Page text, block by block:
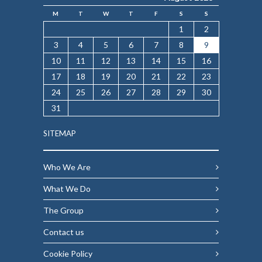
M T W T F S S
1
2
3
4 5 6 7 8
9
10
11 12 13 14 15
16
17
18 19 20 21 22
23
24
25 26 27 28 29
30
31
SITEMAP
Who We Are
What We Do
The Group
Contact us
Cookie Policy